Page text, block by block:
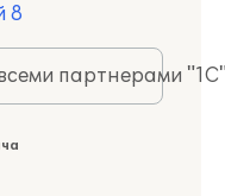
8
партнерами